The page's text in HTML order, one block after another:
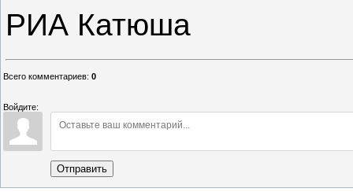
РИА Катюша
Всего комментариев: 0
Войдите:
Отправить